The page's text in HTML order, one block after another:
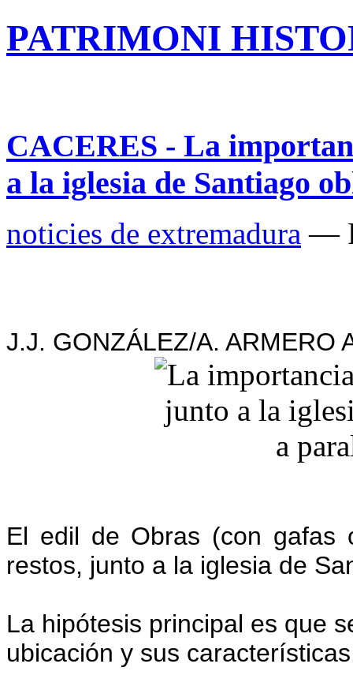
PATRIMONI
CACERES - La
a la iglesia de Santiago
noticies de extremadura —
J.J. GONZÁLEZ/A. ARMERO
El edil de Obras (con gafas
restos, junto a la iglesia de
La hipótesis principal es que
ubicación y sus